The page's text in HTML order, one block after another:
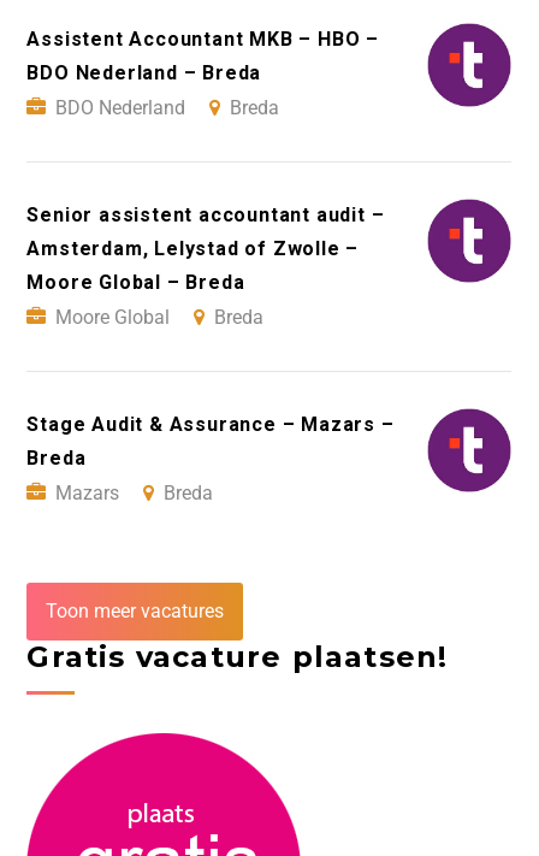
Assistent Accountant MKB – HBO –
BDO Nederland – Breda
BDO Nederland
Breda
Senior assistent accountant audit –
Amsterdam, Lelystad of Zwolle –
Moore Global – Breda
Moore Global
Breda
Stage Audit & Assurance – Mazars –
Breda
Mazars
Breda
Toon meer vacatures
Gratis vacature plaatsen!